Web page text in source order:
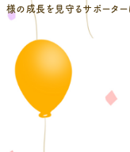
様の成長を見守るサポーター